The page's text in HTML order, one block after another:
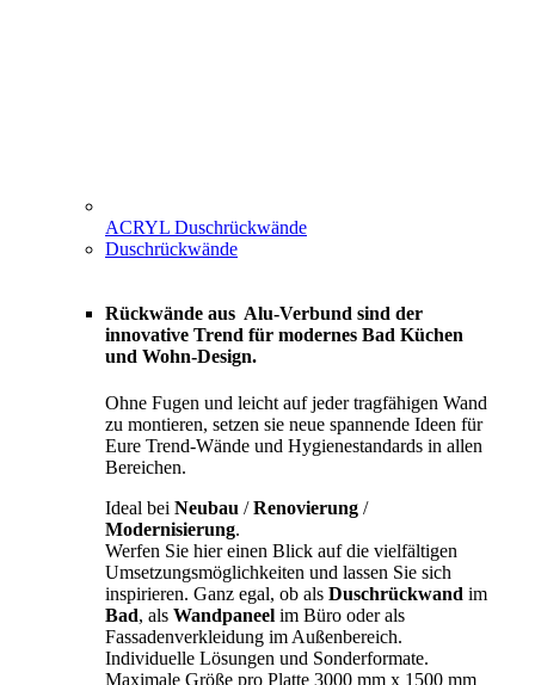
ACRYL Duschrückwände
Duschrückwände
Rückwände aus Alu-Verbund sind der
innovative Trend für modernes Bad Küchen
und Wohn-Design.
Ohne Fugen und leicht auf jeder tragfähigen Wand
zu montieren, setzen sie neue spannende Ideen für
Eure Trend-Wände und Hygienestandards in allen
Bereichen.
Ideal bei Neubau /Renovierung /
Modernisierung.
Werfen Sie hier einen Blick auf die vielfältigen
Umsetzungsmöglichkeiten und lassen Sie sich
inspirieren. Ganz egal, ob als Duschrückwand im
Bad, als Wandpaneel im Büro oder als
Fassadenverkleidung im Außenbereich.
Individuelle Lösungen und Sonderformate.
Maximale Größe pro Platte 3000 mm x 1500 mm